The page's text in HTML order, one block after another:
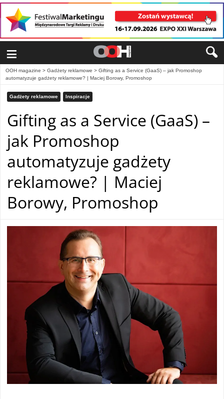
≡
OOH magazine > Gadżety reklamowe > Gifting as a Service (GaaS) – jak Promoshop
automatyzuje gadżety reklamowe? | Maciej Borowy, Promoshop
Gadżety reklamowe Inspiracje
Gifting as a Service (GaaS) –
jak Promoshop
automatyzuje gadżety
reklamowe? | Maciej
Borowy, Promoshop